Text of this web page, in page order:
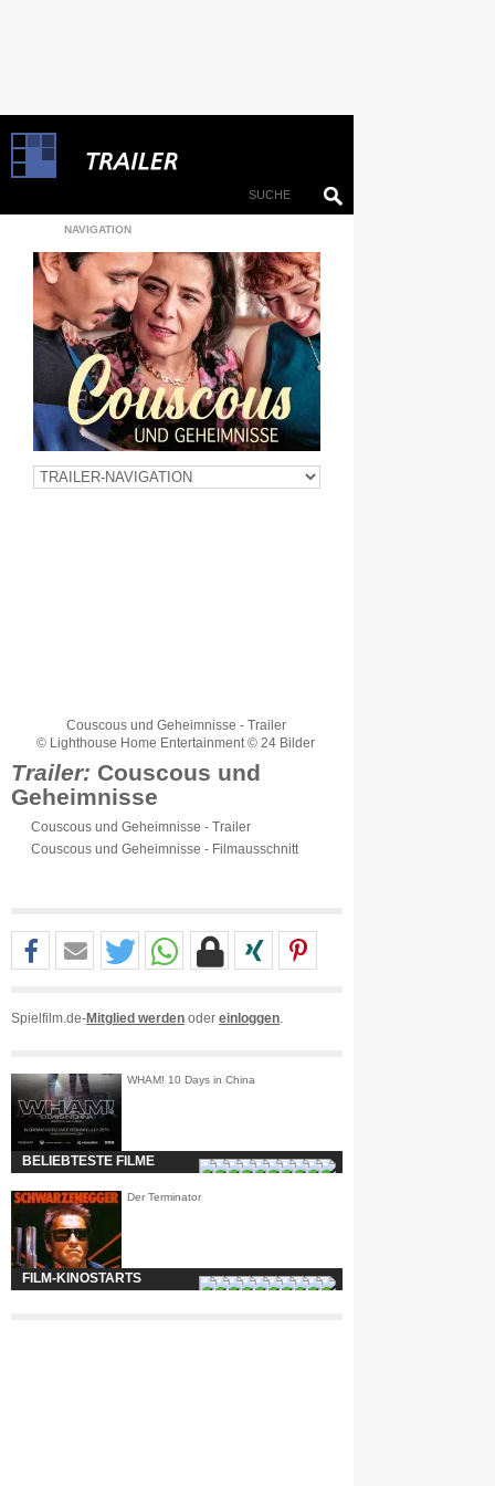
NAVIGATION
Couscous und Geheimnisse - Trailer
© Lighthouse Home Entertainment © 24 Bilder
Trailer: Couscous und
Geheimnisse
Couscous und Geheimnisse - Trailer
Couscous und Geheimnisse - Filmausschnitt
Spielfilm.de-Mitglied werden oder einloggen
WHAM! 10 Days in China
BELIEBTESTE FILME
Der Terminator
FILM-KINOSTARTS